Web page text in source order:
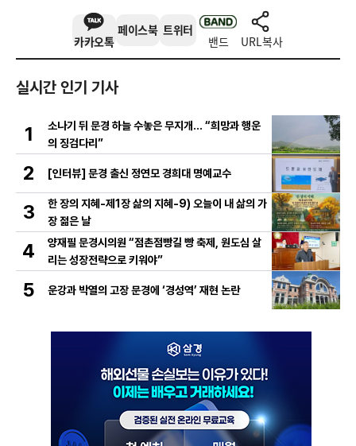
카카오톡
페이스북 트위터
밴드 URL복사
실시간 인기 기사
1
소나기 뒤 문경 하늘 수놓은 무지개… “희망과 행운
의 징검다리”
2 [인터뷰] 문경 출신 정연모 경희대 명예교수
3
한 장의 지혜-제1장 삶의 지혜-9) 오늘이 내 삶의 가
장 젊은 날
4
양재필 문경시의원 “점촌점빵길 빵 축제, 원도심 살
리는 성장전략으로 키워야”
5 운강과 박열의 고장 문경에 ‘경성역’ 재현 논란